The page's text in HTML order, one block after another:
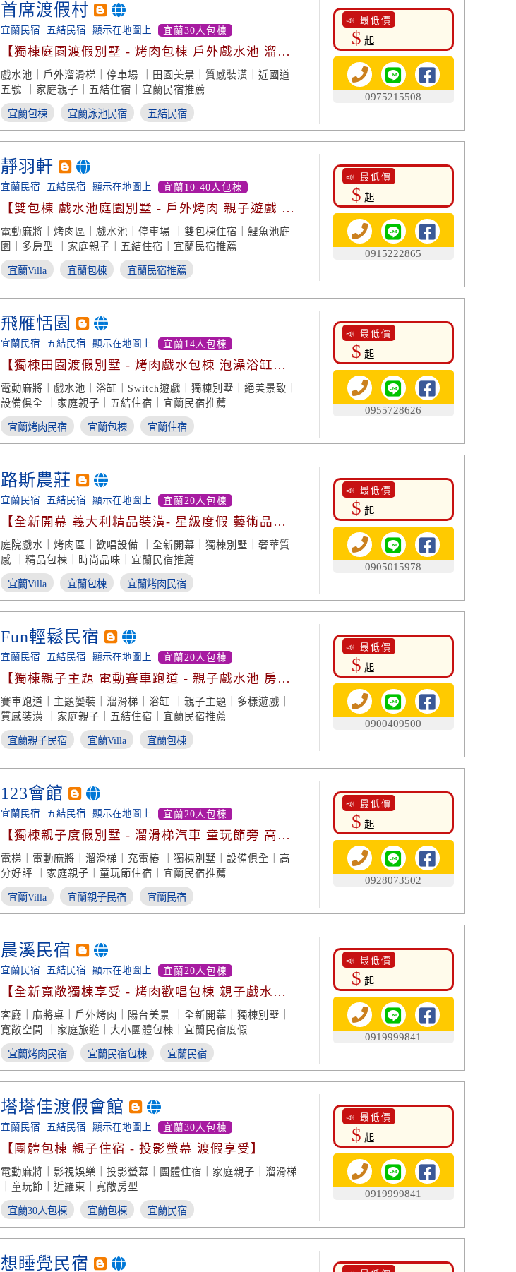
首席渡假村
宜蘭民宿 五結民宿 顯示在地圖上 宜蘭30人包棟
【獨棟庭園渡假別墅 - 烤肉包棟 戶外戲水池 溜滑
梯】
戲水池｜戶外溜滑梯｜停車場 ｜田園美景｜質感裝潢｜近國道
五號 ｜家庭親子｜五結住宿｜宜蘭民宿推薦
宜蘭包棟 宜蘭泳池民宿 五結民宿
📣 最低價
$ 起
0975215508
靜羽軒
宜蘭民宿 五結民宿 顯示在地圖上 宜蘭10-40人包棟
【雙包棟 戲水池庭園別墅 - 戶外烤肉 親子遊戲 鯉
魚池】
電動麻將｜烤肉區｜戲水池｜停車場 ｜雙包棟住宿｜鯉魚池庭
園｜多房型 ｜家庭親子｜五結住宿｜宜蘭民宿推薦
宜蘭Villa 宜蘭包棟 宜蘭民宿推薦
📣 最低價
$ 起
0915222865
飛雁恬園
宜蘭民宿 五結民宿 顯示在地圖上 宜蘭14人包棟
【獨棟田園渡假別墅 - 烤肉戲水包棟 泡澡浴缸享
受】
電動麻將｜戲水池｜浴缸｜Switch遊戲｜獨棟別墅｜絕美景致｜
設備俱全 ｜家庭親子｜五結住宿｜宜蘭民宿推薦
宜蘭烤肉民宿 宜蘭包棟 宜蘭住宿
📣 最低價
$ 起
0955728626
路斯農莊
宜蘭民宿 五結民宿 顯示在地圖上 宜蘭20人包棟
【全新開幕 義大利精品裝潢- 星級度假 藝術品
味】
庭院戲水｜烤肉區｜歡唱設備 ｜全新開幕｜獨棟別墅｜奢華質
感 ｜精品包棟｜時尚品味｜宜蘭民宿推薦
宜蘭Villa 宜蘭包棟 宜蘭烤肉民宿
📣 最低價
$ 起
0905015978
Fun輕鬆民宿
宜蘭民宿 五結民宿 顯示在地圖上 宜蘭20人包棟
【獨棟親子主題 電動賽車跑道 - 親子戲水池 房內
溜滑梯】
賽車跑道｜主題變裝｜溜滑梯｜浴缸 ｜親子主題｜多樣遊戲｜
質感裝潢 ｜家庭親子｜五結住宿｜宜蘭民宿推薦
宜蘭親子民宿 宜蘭Villa 宜蘭包棟
📣 最低價
$ 起
0900409500
123會館
宜蘭民宿 五結民宿 顯示在地圖上 宜蘭20人包棟
【獨棟親子度假別墅 - 溜滑梯汽車 童玩節旁 高分
好評】
電梯｜電動麻將｜溜滑梯｜充電樁 ｜獨棟別墅｜設備俱全｜高
分好評 ｜家庭親子｜童玩節住宿｜宜蘭民宿推薦
宜蘭Villa 宜蘭親子民宿 宜蘭民宿
📣 最低價
$ 起
0928073502
晨溪民宿
宜蘭民宿 五結民宿 顯示在地圖上 宜蘭20人包棟
【全新寬敞獨棟享受 - 烤肉歡唱包棟 親子戲水都
OK】
客廳｜麻將桌｜戶外烤肉｜陽台美景 ｜全新開幕｜獨棟別墅｜
寬敞空間 ｜家庭旅遊｜大小團體包棟｜宜蘭民宿度假
宜蘭烤肉民宿 宜蘭民宿包棟 宜蘭民宿
📣 最低價
$ 起
0919999841
塔塔佳渡假會館
宜蘭民宿 五結民宿 顯示在地圖上 宜蘭30人包棟
【團體包棟 親子住宿 - 投影螢幕 渡假享受】
電動麻將｜影視娛樂｜投影螢幕｜團體住宿｜家庭親子｜溜滑梯
｜童玩節｜近羅東｜寬敞房型
宜蘭30人包棟 宜蘭包棟 宜蘭民宿
📣 最低價
$ 起
0919999841
想睡覺民宿